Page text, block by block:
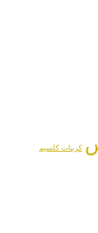
کربنات کلسیم